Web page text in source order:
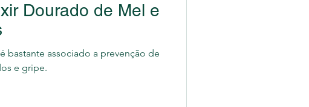
Dourado de Mel e
bastante associado a prevenção de
e gripe.